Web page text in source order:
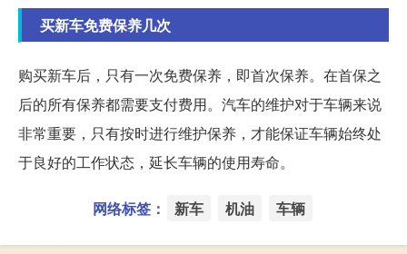
买新车免费保养几次
购买新车后，只有一次免费保养，即首次保养。在首保之
后的所有保养都需要支付费用。汽车的维护对于车辆来说
非常重要，只有按时进行维护保养，才能保证车辆始终处
于良好的工作状态，延长车辆的使用寿命。
网络标签： 新车 机油 车辆